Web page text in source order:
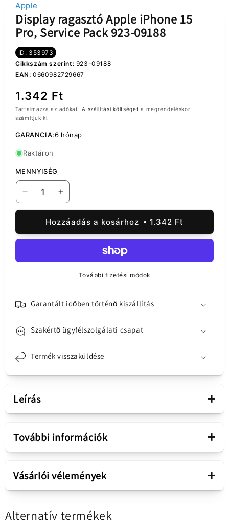
Apple
Display ragasztó Apple iPhone 15
Pro, Service Pack 923-09188
ID: 353973
Cikkszám szerint: 923-09188
EAN: 0660982729667
Normál
ár
1.342 Ft
Tartalmazza az adókat. A szállítási költséget a megrendeléskor
számítjuk ki.
GARANCIA:6 hónap
Raktáron
MENNYISÉG
Display
Apple
15
Service
mennyiségének
Display
Apple
iPhone
15
Service
Pack
mennyiségének
Hozzáadás a kosárhoz 1.342 Ft
További fizetési módok
Garantált időben történő kiszállítás
Szakértő ügyfélszolgálati csapat
Termék visszaküldése
Leírás +
Értékesítési csomag
További információk +
Apple iPhone 15 Pro kijelző
ragasztó
Service Pack 923-09188
Vásárlói vélemények +
Legyen Ön az első, aki értékelést ír
Alternatív termékek